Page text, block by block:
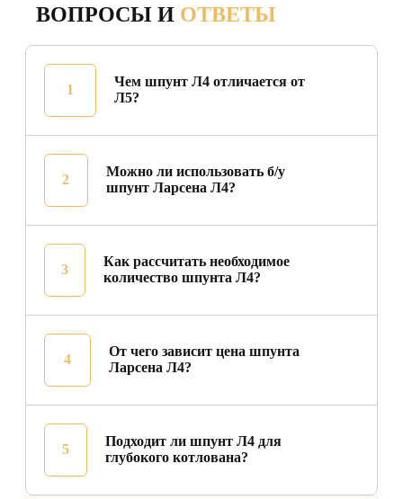
ВОПРОСЫ И ОТВЕТЫ
1
Чем шпунт Л4 отличается от
Л5?
Л4 легче и уже, чем Л5. Его рабочая ширина
составляет 400 мм, поэтому на один погонный
метр стены требуется примерно 2,5 шпунтины. Л5
тяжелее и обладает большей жёсткостью, поэтому
чаще применяется при более высоких нагрузках.
При этом Л4 может быть экономичнее по общему
тоннажу, если его характеристик достаточно по
расчёту.
2
Можно ли использовать б/у
шпунт Ларсена Л4?
3
Как рассчитать необходимое
количество шпунта Л4?
4
От чего зависит цена шпунта
Ларсена Л4?
5
Подходит ли шпунт Л4 для
глубокого котлована?